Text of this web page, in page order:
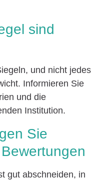
sind
und nicht jedes
Informieren Sie
und die
Institution.
Sie
gut abschneiden, in